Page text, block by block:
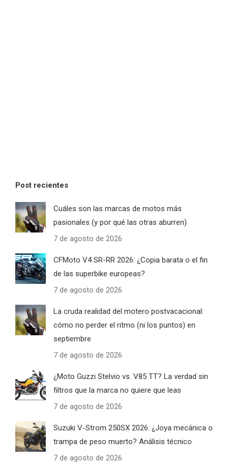
Post recientes
Cuáles son las marcas de motos más
pasionales (y por qué las otras aburren)
7 de agosto de 2026
CFMoto V4 SR-RR 2026: ¿Copia barata o el fin
de las superbike europeas?
7 de agosto de 2026
La cruda realidad del motero postvacacional:
cómo no perder el ritmo (ni los puntos) en
septiembre
7 de agosto de 2026
¿Moto Guzzi Stelvio vs. V85 TT? La verdad sin
filtros que la marca no quiere que leas
7 de agosto de 2026
Suzuki V-Strom 250SX 2026: ¿Joya mecánica o
trampa de peso muerto? Análisis técnico
7 de agosto de 2026